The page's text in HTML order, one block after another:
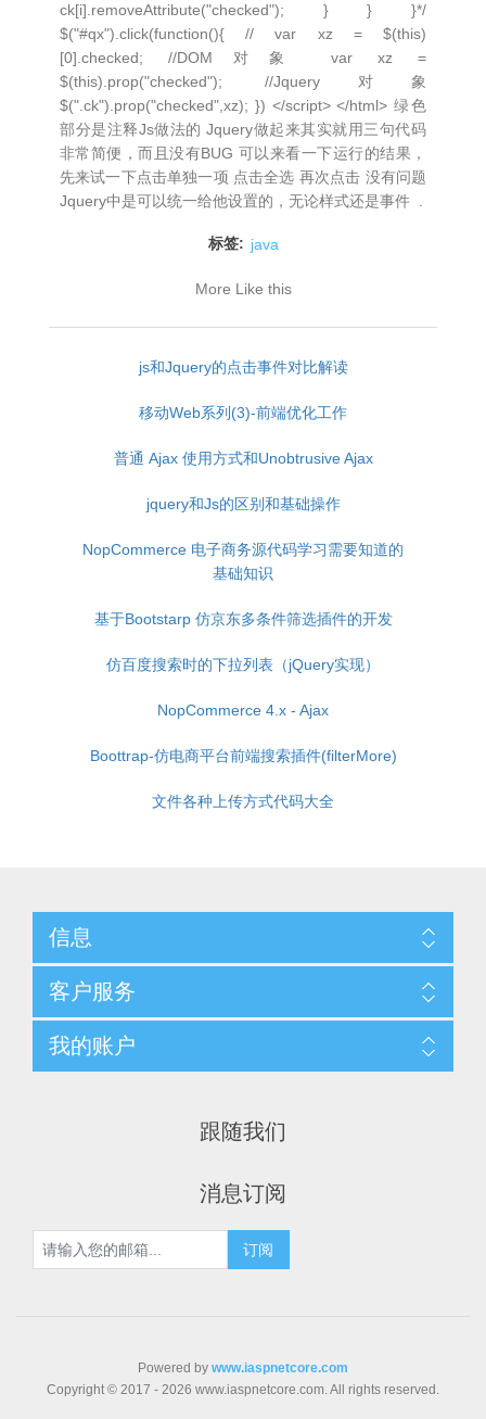
ck[i].removeAttribute("checked"); } } }*/
$("#qx").click(function(){ // var xz = $(this)
[0].checked; //DOM对象 var xz =
$(this).prop("checked"); //Jquery对象
$(".ck").prop("checked",xz); }) </script> </html> 绿色
部分是注释Js做法的 Jquery做起来其实就用三句代码
非常简便，而且没有BUG 可以来看一下运行的结果，
先来试一下点击单独一项 点击全选 再次点击 没有问题
Jquery中是可以统一给他设置的，无论样式还是事件 .
标签: java
More Like this
js和Jquery的点击事件对比解读
移动Web系列(3)-前端优化工作
普通 Ajax 使用方式和Unobtrusive Ajax
jquery和Js的区别和基础操作
NopCommerce 电子商务源代码学习需要知道的
基础知识
基于Bootstarp 仿京东多条件筛选插件的开发
仿百度搜索时的下拉列表（jQuery实现）
NopCommerce 4.x - Ajax
Boottrap-仿电商平台前端搜索插件(filterMore)
文件各种上传方式代码大全
信息
客户服务
我的账户
跟随我们
消息订阅
Powered by www.iaspnetcore.com
Copyright © 2017 - 2026 www.iaspnetcore.com. All rights reserved.